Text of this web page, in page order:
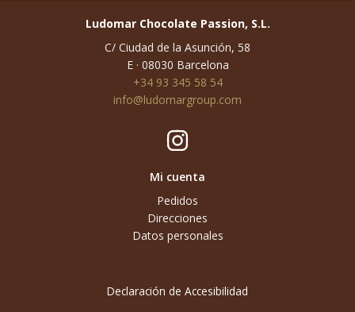
Ludomar Chocolate Passion, S.L.
C/ Ciudad de la Asunción, 58
E · 08030 Barcelona
+34 93 345 58 54
info@ludomargroup.com
Mi cuenta
Pedidos
Direcciones
Datos personales
Declaración de Accesibilidad